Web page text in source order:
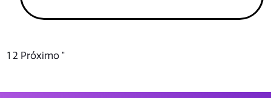
1 2 Próximo "